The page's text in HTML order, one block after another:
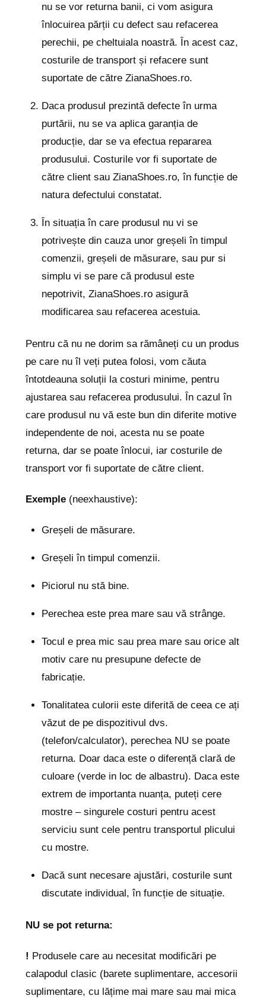
nu se vor returna banii, ci vom asigura
înlocuirea părții cu defect sau refacerea
perechii, pe cheltuiala noastră. În acest caz,
costurile de transport și refacere sunt
suportate de către ZianaShoes.ro.
Daca produsul prezintă defecte în urma
purtării, nu se va aplica garanția de
producție, dar se va efectua repararea
produsului. Costurile vor fi suportate de
către client sau ZianaShoes.ro, în funcție de
natura defectului constatat.
În situația în care produsul nu vi se
potrivește din cauza unor greșeli în timpul
comenzii, greșeli de măsurare, sau pur si
simplu vi se pare că produsul este
nepotrivit, ZianaShoes.ro asigură
modificarea sau refacerea acestuia.
Pentru că nu ne dorim sa rămâneți cu un produs
pe care nu îl veți putea folosi, vom căuta
întotdeauna soluții la costuri minime, pentru
ajustarea sau refacerea produsului. În cazul în
care produsul nu vă este bun din diferite motive
independente de noi, acesta nu se poate
returna, dar se poate înlocui, iar costurile de
transport vor fi suportate de către client.
Exemple(neexhaustive):
Greșeli de măsurare.
Greșeli în timpul comenzii.
Piciorul nu stă bine.
Perechea este prea mare sau vă strânge.
Tocul e prea mic sau prea mare sau orice alt
motiv care nu presupune defecte de
fabricație.
Tonalitatea culorii este diferită de ceea ce ați
văzut de pe dispozitivul dvs.
(telefon/calculator), perechea NU se poate
returna. Doar daca este o diferență clară de
culoare (verde in loc de albastru). Daca este
extrem de importanta nuanța, puteți cere
mostre – singurele costuri pentru acest
serviciu sunt cele pentru transportul plicului
cu mostre.
Dacă sunt necesare ajustări, costurile sunt
discutate individual, în funcție de situație.
NU se pot returna:
! Produsele care au necesitat modificări pe
calapodul clasic (barete suplimentare, accesorii
suplimentare, cu lățime mai mare sau mai mica